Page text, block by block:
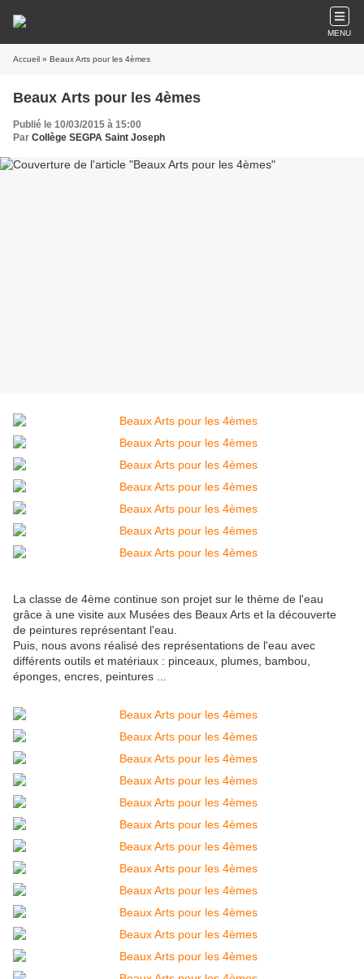
MENU
Accueil » Beaux Arts pour les 4èmes
Beaux Arts pour les 4èmes
Publié le 10/03/2015 à 15:00
Par Collège SEGPA Saint Joseph
La classe de 4ème continue son projet sur le thème de l'eau
grâce à une visite aux Musées des Beaux Arts et la découverte
de peintures représentant l'eau.
Puis, nous avons réalisé des représentations de l'eau avec
différents outils et matériaux : pinceaux, plumes, bambou,
éponges, encres, peintures ...